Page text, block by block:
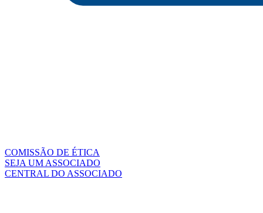
COMISSÃO DE ÉTICA
SEJA UM ASSOCIADO
CENTRAL DO ASSOCIADO